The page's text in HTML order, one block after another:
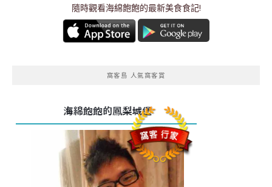
隨時觀看海綿飽飽的最新美食食記!
窩客島 人氣窩客賞